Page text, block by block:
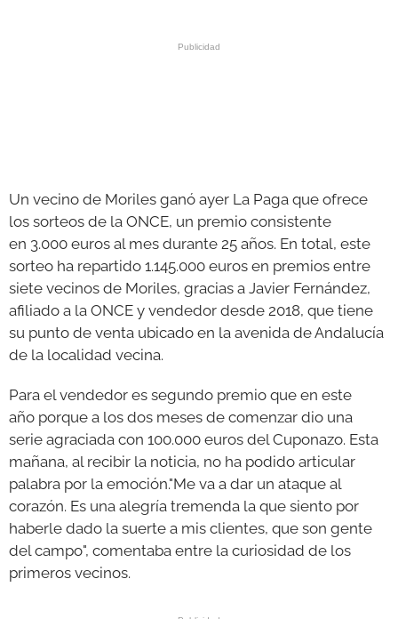
Un vecino de Moriles ganó ayer La Paga que ofrece
los sorteos de la ONCE, un premio consistente
en 3.000 euros al mes durante 25 años. En total, este
sorteo ha repartido 1.145.000 euros en premios entre
siete vecinos de Moriles, gracias a Javier Fernández,
afiliado a la ONCE y vendedor desde 2018, que tiene
su punto de venta ubicado en la avenida de Andalucía
de la localidad vecina.
Para el vendedor es segundo premio que en este
año porque a los dos meses de comenzar dio una
serie agraciada con 100.000 euros del Cuponazo. Esta
mañana, al recibir la noticia, no ha podido articular
palabra por la emoción."Me va a dar un ataque al
corazón. Es una alegría tremenda la que siento por
haberle dado la suerte a mis clientes, que son gente
del campo", comentaba entre la curiosidad de los
primeros vecinos.